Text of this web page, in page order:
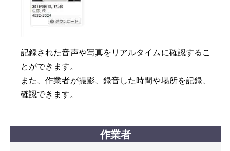
記録された音声や写真をリアルタイムに確認するこ
とができます。
また、作業者が撮影、録音した時間や場所を記録、
確認できます。
作業者